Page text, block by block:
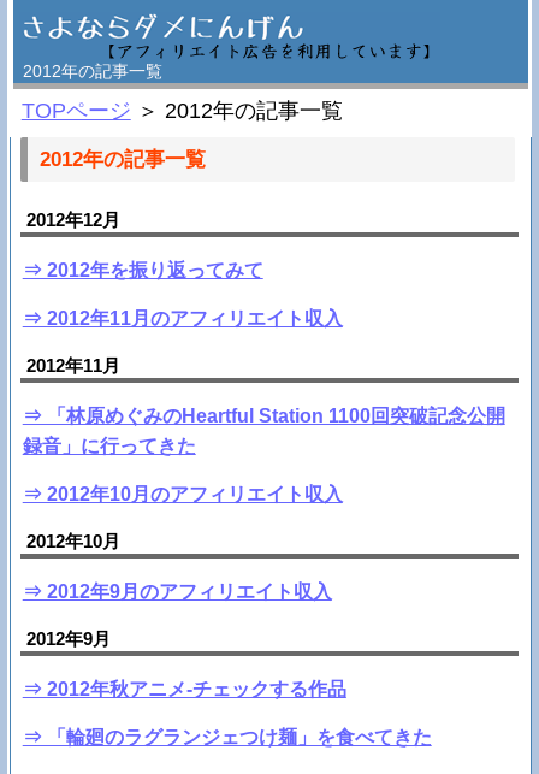
2012年の記事一覧
TOPページ ＞ 2012年の記事一覧
2012年の記事一覧
2012年12月
⇒ 2012年を振り返ってみて
⇒ 2012年11月のアフィリエイト収入
2012年11月
⇒ 「林原めぐみのHeartful Station 1100回突破記念公開
録音」に行ってきた
⇒ 2012年10月のアフィリエイト収入
2012年10月
⇒ 2012年9月のアフィリエイト収入
2012年9月
⇒ 2012年秋アニメ-チェックする作品
⇒ 「輪廻のラグランジェつけ麺」を食べてきた